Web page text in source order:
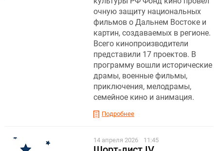
очную защиту национальных
фильмов о Дальнем Востоке и
картин, создаваемых в регионе.
Всего кинопроизводители
представили 17 проектов. В
программу вошли исторические
драмы, военные фильмы,
приключения, мелодрамы,
семейное кино и анимация.
Подробнее
14 апреля 2026 11:45